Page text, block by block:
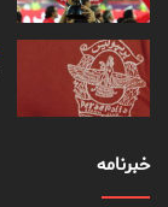
خبرنامه